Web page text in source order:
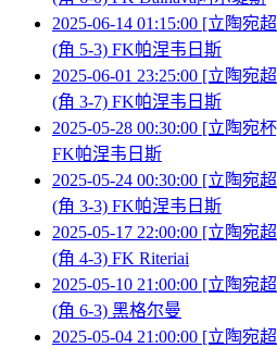
2025-06-14 01:15:00 [立陶宛
(角 5-3) FK帕涅韦日斯
2025-06-01 23:25:00 [立陶宛
(角 3-7) FK帕涅韦日斯
2025-05-28 00:30:00 [立陶宛
FK帕涅韦日斯
2025-05-24 00:30:00 [立陶宛
(角 3-3) FK帕涅韦日斯
2025-05-17 22:00:00 [立陶宛
(角 4-3) FK Riteriai
2025-05-10 21:00:00 [立陶宛
(角 6-3) 黑格尔曼
2025-05-04 21:00:00 [立陶宛